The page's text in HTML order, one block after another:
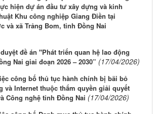
hiện dự án đầu tư xây dựng và kinh
Khu công nghiệp Giang Điền tại
và xã Trảng Bom, tỉnh Đồng Nai
đề án "Phát triển quan hệ lao động
Nai giai đoạn 2026 – 2030” (17/04/2026)
công bố thủ tục hành chính bị bãi bỏ
và Internet thuộc thẩm quyền giải quyết
Công nghệ tỉnh Đồng Nai (17/04/2026)